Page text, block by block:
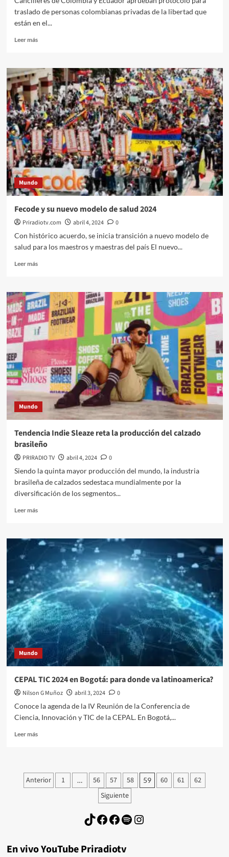
traslado de personas colombianas privadas de la libertad que
están en el...
Leer másLeer
Colombianos
privados
de
libertad
en
Ecuador:
protocolo
para
regresar.
Mundo
Fecode y su nuevo modelo de salud 2024
Priradiotv.com abril 4, 2024
0
Con histórico acuerdo, se inicia transición a nuevo modelo de
salud para los maestros y maestras del país El nuevo...
Leer másLeer
Fecode
y
su
nuevo
modelo
de
salud
2024
Mundo
Tendencia Indie Sleaze reta la producción del calzado
brasileño
PRIRADIO TV abril 4, 2024
0
Siendo la quinta mayor producción del mundo, la industria
brasileña de calzados sedestaca mundialmente por la
diversificación de los segmentos...
Leer másLeer
Tendencia
Indie
reta
la
producción
del
calzado
brasileño
Mundo
CEPAL TIC 2024 en Bogotá: para donde va latinoamerica?
Nilson G Muñoz abril 3, 2024
0
Conoce la agenda de la IV Reunión de la Conferencia de
Ciencia, Innovación y TIC de la CEPAL. En Bogotá,...
Leer másLeer
TIC
2024
Paginación
Anterior 1 … 56 57 58 59 60 61
62
Siguiente
TikTok
Facebook
Facebook
Spotify
Instagram
En vivo YouTube Priradiotv